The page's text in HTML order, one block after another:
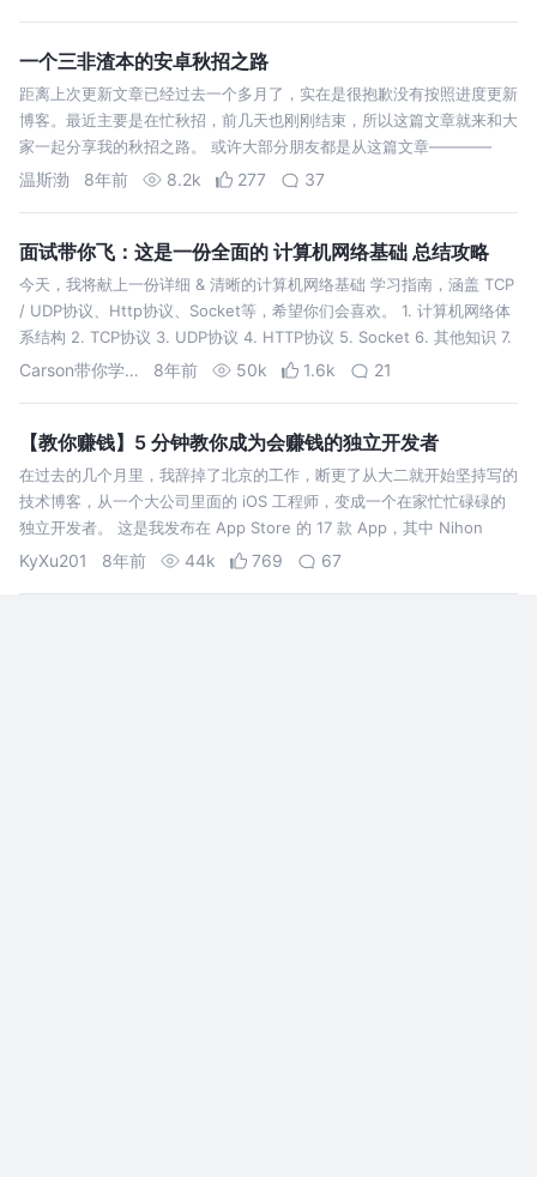
一个三非渣本的安卓秋招之路
距离上次更新文章已经过去一个多月了，实在是很抱歉没有按照进度更新
博客。最近主要是在忙秋招，前几天也刚刚结束，所以这篇文章就来和大
家一起分享我的秋招之路。 或许大部分朋友都是从这篇文章————
2017腾讯实习生Android客户端开发面试总结开始认识我的吧，在那篇文
温斯渤 8年前 8.2k 277 37
面试带你飞：这是一份全面的 计算机网络基础 总结攻略
今天，我将献上一份详细 & 清晰的计算机网络基础 学习指南，涵盖 TCP
/ UDP协议、Http协议、Socket等，希望你们会喜欢。 1. 计算机网络体
系结构 2. TCP协议 3. UDP协议 4. HTTP协议 5. Socket 6. 其他知识 7.
总结
Carson带你学Android 8年前 50k 1.6k 21
【教你赚钱】5 分钟教你成为会赚钱的独立开发者
在过去的几个月里，我辞掉了北京的工作，断更了从大二就开始坚持写的
技术博客，从一个大公司里面的 iOS 工程师，变成一个在家忙忙碌碌的
独立开发者。 这是我发布在 App Store 的 17 款 App，其中 Nihon
Cam 是我目前的主力工作内容，闪念 和 Nihon 是其…
KyXu201 8年前 44k 769 67